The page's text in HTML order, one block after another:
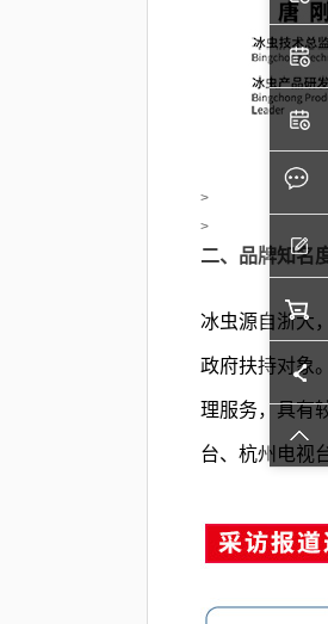
>
>
二、 品牌知名
冰虫源自浙大
政府扶持对象
理服务，具有
台、杭州电视